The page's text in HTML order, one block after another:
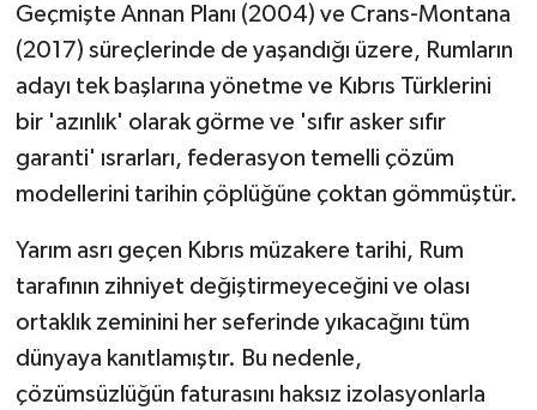
Geçmişte Annan Planı (2004) ve Crans-Montana
(2017) süreçlerinde de yaşandığı üzere, Rumların
adayı tek başlarına yönetme ve Kıbrıs Türklerini
bir 'azınlık' olarak görme ve 'sıfır asker sıfır
garanti' ısrarları, federasyon temelli çözüm
modellerini tarihin çöplüğüne çoktan gömmüştür.
Yarım asrı geçen Kıbrıs müzakere tarihi, Rum
tarafının zihniyet değiştirmeyeceğini ve olası
ortaklık zeminini her seferinde yıkacağını tüm
dünyaya kanıtlamıştır. Bu nedenle,
çözümsüzlüğün faturasını haksız izolasyonlarla